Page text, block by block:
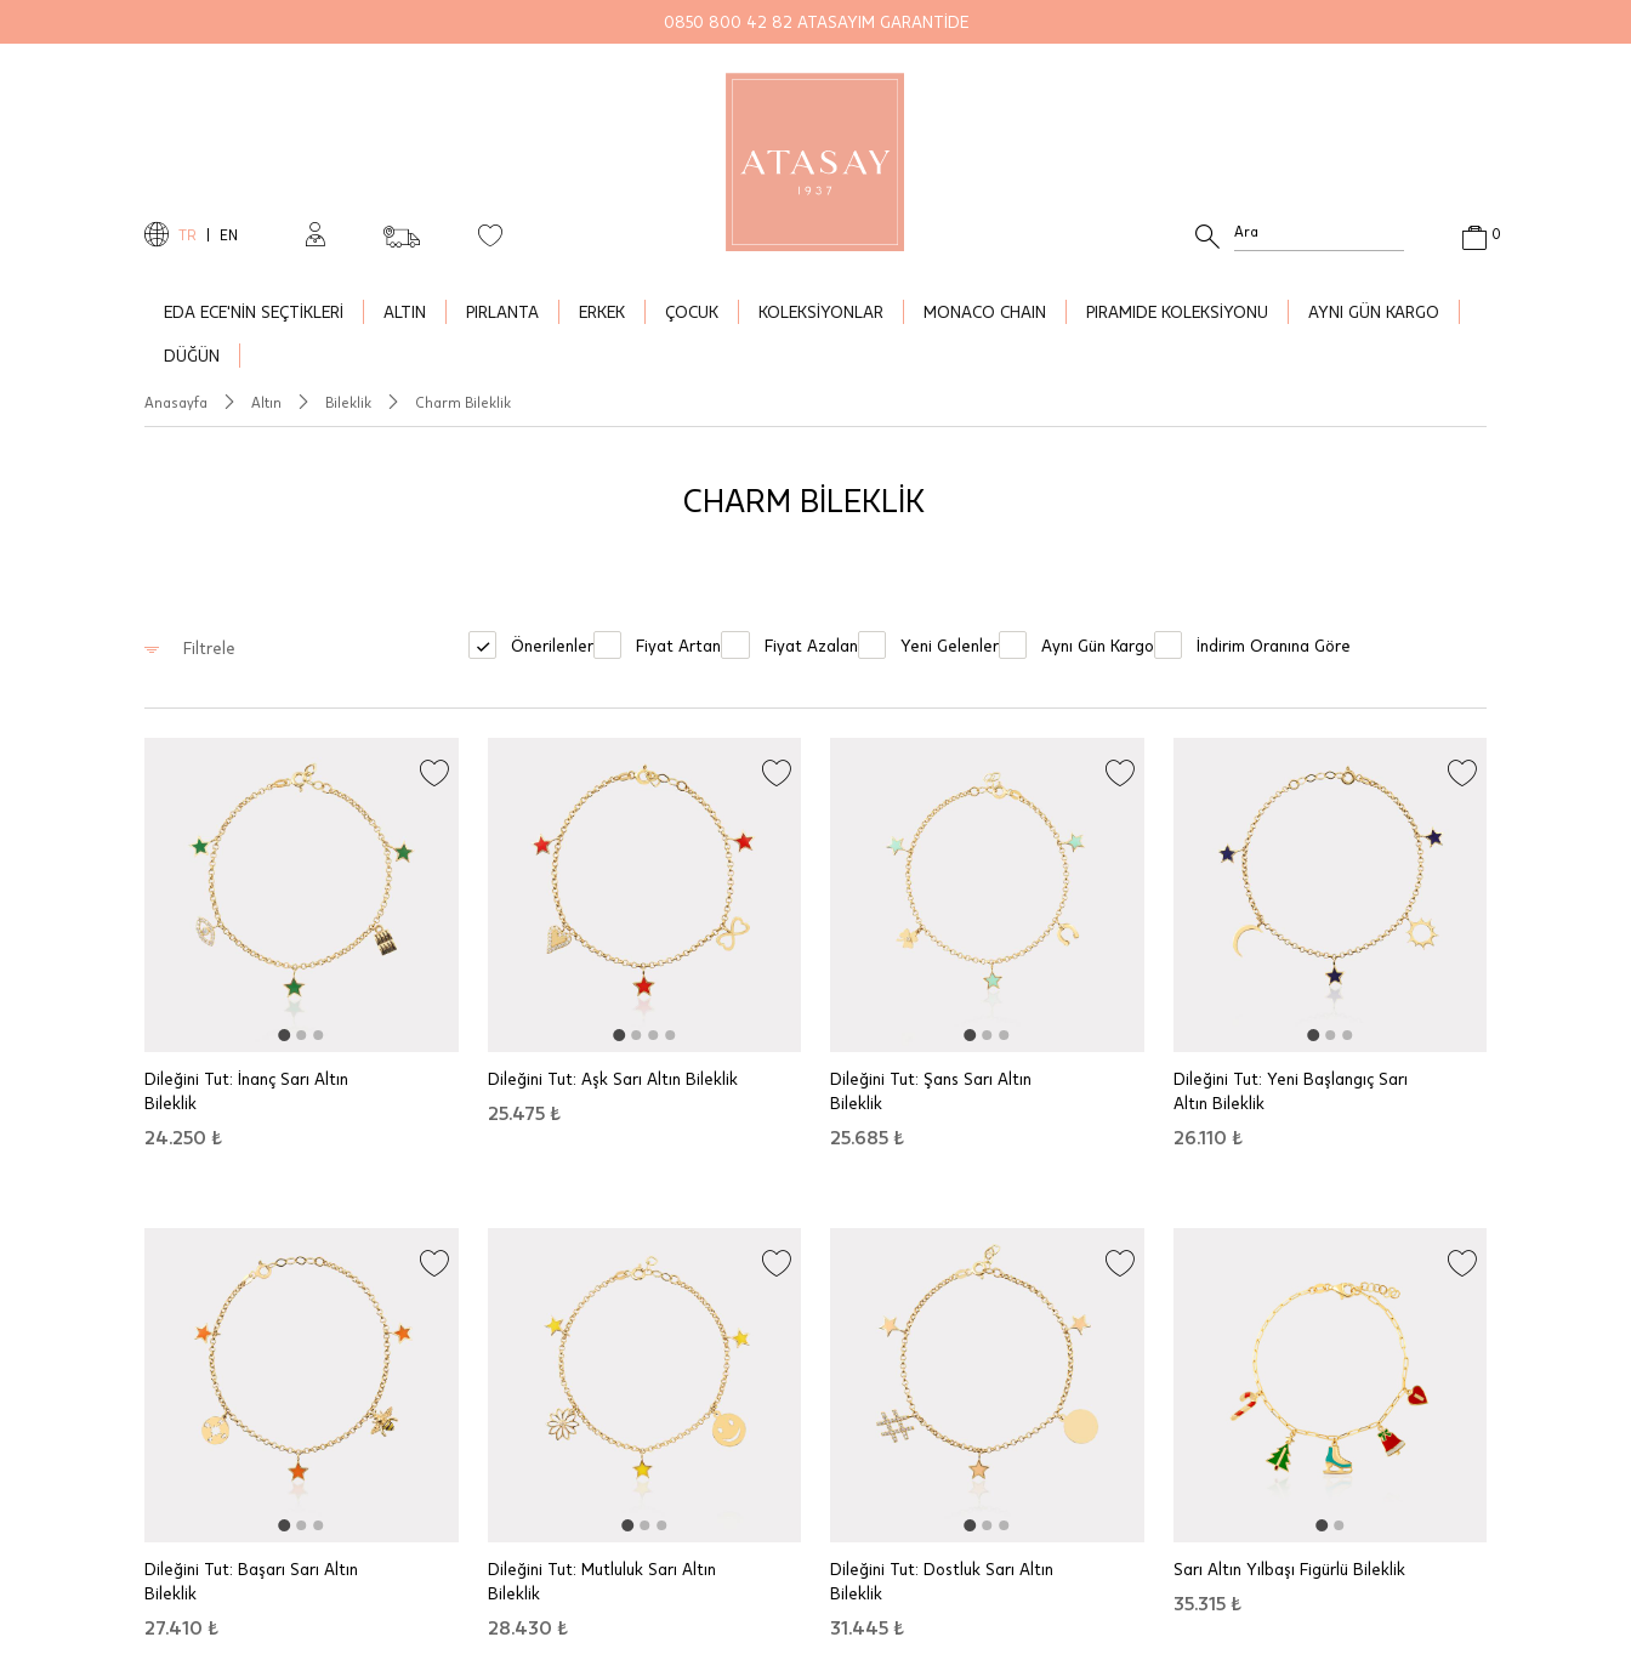
0850 800 42 82 ATASAYIM GARANTİDE
TR EN
EDA ECE'NİN SEÇTİKLERİ ALTIN PIRLANTA ERKEK ÇOCUK KOLEKSİYONLAR MONACO CHAIN PIRAMIDE KOLEKSİYONU AYNI GÜN KARGO
DÜĞÜN
0
Anasayfa Altın Bileklik Charm Bileklik
CHARM BİLEKLİK
Filtrele Önerilenler Fiyat Artan Fiyat Azalan Yeni Gelenler Aynı Gün Kargo İndirim Oranına Göre
Dileğini Tut: İnanç Sarı Altın
Bileklik
24.250 ₺
Dileğini Tut: Aşk Sarı Altın Bileklik
25.475 ₺
Dileğini Tut: Şans Sarı Altın
Bileklik
25.685 ₺
Dileğini Tut: Yeni Başlangıç Sarı
Altın Bileklik
26.110 ₺
Dileğini Tut: Başarı Sarı Altın
Bileklik
27.410 ₺
Dileğini Tut: Mutluluk Sarı Altın
Bileklik
28.430 ₺
Dileğini Tut: Dostluk Sarı Altın
Bileklik
31.445 ₺
Sarı Altın Yılbaşı Figürlü Bileklik
35.315 ₺